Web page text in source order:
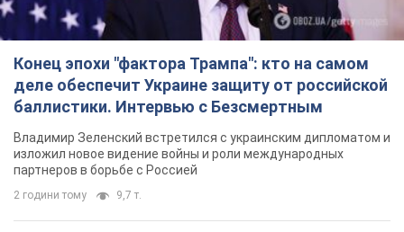
Конец эпохи "фактора Трампа": кто на самом
деле обеспечит Украине защиту от российской
баллистики. Интервью с Безсмертным
Владимир Зеленский встретился с украинским дипломатом и
изложил новое видение войны и роли международных
партнеров в борьбе с Россией
2 години тому 9,7 т.